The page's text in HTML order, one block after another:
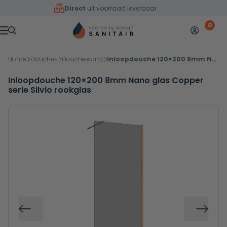
Overslaan naar inhoud
Direct uit voorraad leverbaar
Menu
Mijn 0
Home Douches Douchewand Inloopdouche 120×200 8mm Nano glas Copper serie Silvio rookglas
Inloopdouche 120×200 8mm Nano glas Copper
serie Silvio rookglas
Vorige